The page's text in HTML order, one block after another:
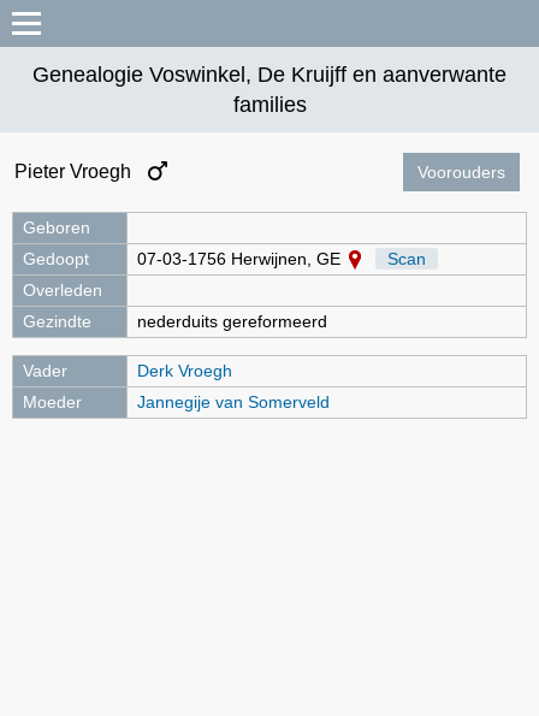
Genealogie Voswinkel, De Kruijff en aanverwante
families
Pieter Vroegh Voorouders
Geboren
Gedoopt
07-03-1756 Herwijnen, GE
Scan
Overleden
Gezindte
nederduits gereformeerd
Vader
Derk Vroegh
Moeder
Jannegije van Somerveld